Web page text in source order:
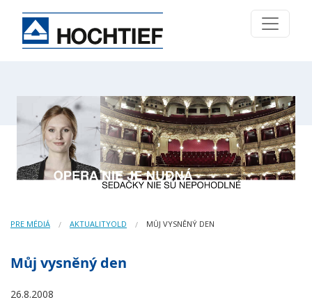
PRE MÉDIÁ AKTUALITYOLD MŮJ VYSNĚNÝ DEN
Můj vysněný den
26.8.2008